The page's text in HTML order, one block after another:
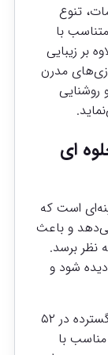
تنوع
متناسب با
بر زیبایی
مدرن
روشنایی
ای
است که
و باعث
نظر برسد.
شود و
یکی دیگر از مزایای سقف لاکر، تنوع رنگی گسترده در ۵۲
با